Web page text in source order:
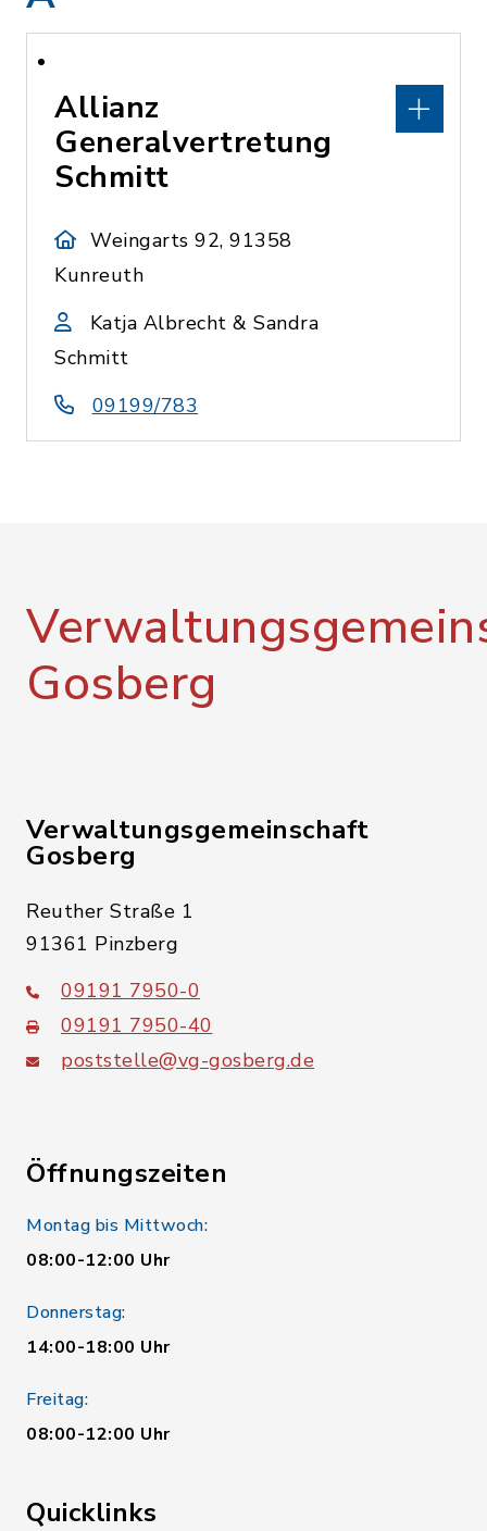
Allianz
Generalvertretung
Schmitt
Weingarts 92, 91358
Kunreuth
Katja Albrecht & Sandra
Schmitt
09199/783
Gosberg
Verwaltungsgemeinschaft
Gosberg
Reuther Straße 1
91361 Pinzberg
09191 7950-0
09191 7950-40
poststelle@vg-gosberg.de
Öffnungszeiten
Montag bis Mittwoch:
08:00-12:00 Uhr
Donnerstag:
14:00-18:00 Uhr
Freitag:
08:00-12:00 Uhr
Quicklinks